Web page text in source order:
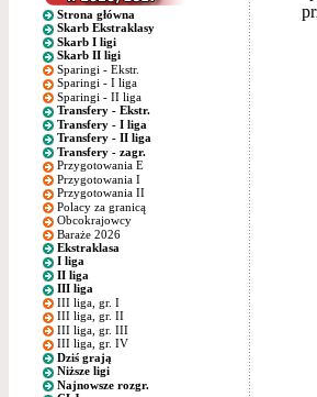
Strona główna
Skarb Ekstraklasy
Skarb I ligi
Skarb II ligi
Sparingi - Ekstr.
Sparingi - I liga
Sparingi - II liga
Transfery - Ekstr.
Transfery - I liga
Transfery - II liga
Transfery - zagr.
Przygotowania E
Przygotowania I
Przygotowania II
Polacy za granicą
Obcokrajowcy
Baraże 2026
Ekstraklasa
I liga
II liga
III liga
III liga, gr. I
III liga, gr. II
III liga, gr. III
III liga, gr. IV
Dziś grają
Niższe ligi
Najnowsze rozgr.